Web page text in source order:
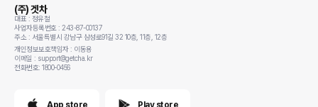
(주) 겟차
대표 : 정유철
사업자등록번호 : 243-87-00137
주소 : 서울특별시 강남구 삼성로91길 32 10층, 11층, 12층
개인정보보호책임자 : 이동용
이메일 : support@getcha.kr
전화번호: 1800-0456
App store Play store